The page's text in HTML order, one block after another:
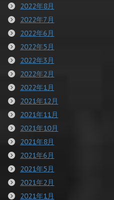
2022年8月
2022年7月
2022年6月
2022年5月
2022年3月
2022年2月
2022年1月
2021年12月
2021年11月
2021年10月
2021年8月
2021年6月
2021年5月
2021年2月
2021年1月